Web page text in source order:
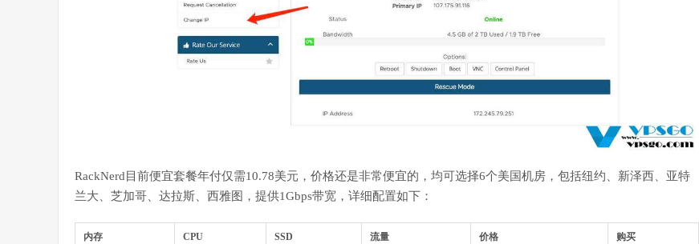
RackNerd目前便宜套餐年付仅需10.78美元，价格还是非常便宜的，均可选择6个美国机房，包括纽约、新泽西、亚特
兰大、芝加哥、达拉斯、西雅图，提供1Gbps带宽，详细配置如下：
内存 CPU SSD 流量 价格 购买